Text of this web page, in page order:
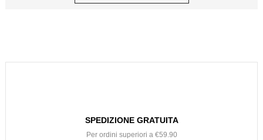
SPEDIZIONE GRATUITA
Per ordini superiori a €59.90